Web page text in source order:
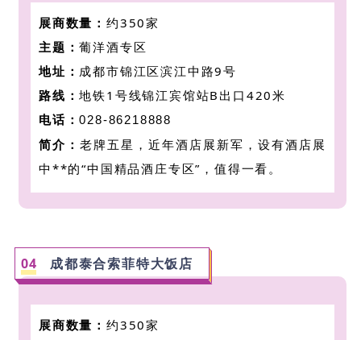
展商数量： 约350家
主题：葡洋酒专区
地址： 成都市锦江区滨江中路9号
路线：地铁1号线锦江宾馆站B出口420米
电话：028-86218888
简介：老牌五星，近年酒店展新军，设有酒店展
中 **的“中国精品酒庄专区”，值得一看。
04 成都泰合索菲特大饭店
展商数量： 约350家